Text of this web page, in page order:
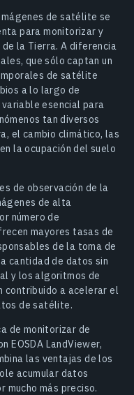
de satélite se
para monitorizar y
la Tierra. A diferencia
que sólo captan un
de satélite
a lo largo de
esencial para
tan diversos
el cambio climático, las
la ocupación del suelo
de observación de la
de alta
número de
mayores tasas de
de la toma de
cantidad de datos sin
y los algoritmos de
contribuido a acelerar el
de satélite.
de monitorizar de
EOSDA LandViewer,
las ventajas de los
acumular datos
mucho más preciso.